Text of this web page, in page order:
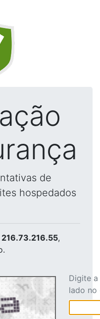
de
hospedados
216.73.216.55,
Digite
lado no